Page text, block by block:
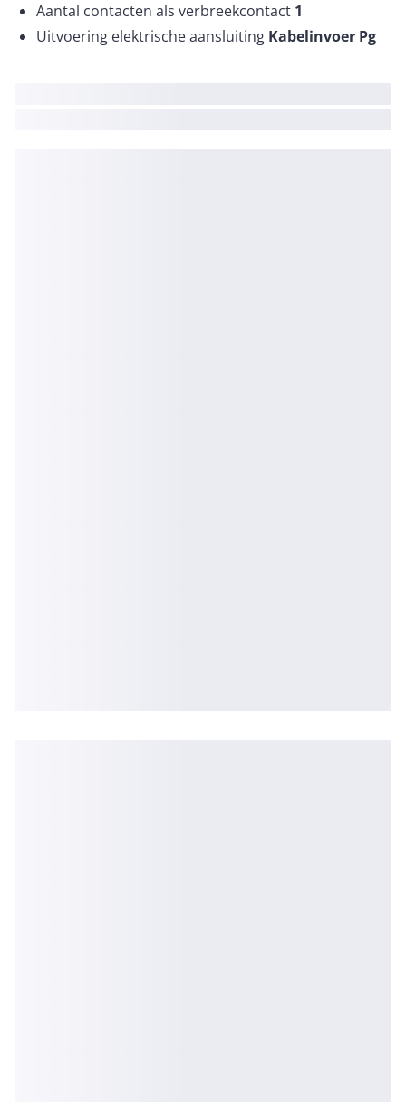
Aantal contacten als verbreekcontact 1
Uitvoering elektrische aansluiting Kabelinvoer Pg